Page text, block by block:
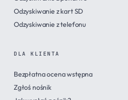
Odzyskiwanie z kart SD
Odzyskiwanie z telefonu
DLA KLIENTA
Bezpłatna ocena wstępna
Zgłoś nośnik